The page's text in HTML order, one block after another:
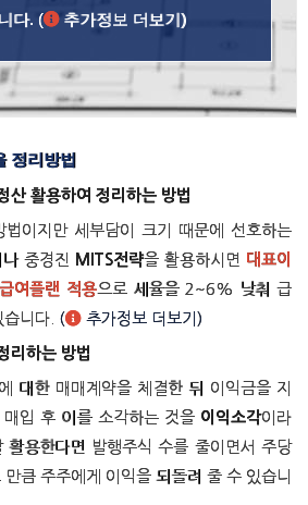
다. ( 추가정보 더보기)
정리방법
산 활용하여 정리하는 방법
이지만 세부담이 크기 때문에 선호하는
중경진
MITS전략을 활용하시면 대표이
여플랜 적용으로 세율을 2~6% 낮춰 급
니다. ( 추가정보 더보기)
리하는 방법
대한 매매계약을 체결한 뒤 이익금을 지
입 후 이를 소각하는 것을 이익소각이라
활용한다면 발행주식 수를 줄이면서 주당
큼 주주에게 이익을 되돌려 줄 수 있습니